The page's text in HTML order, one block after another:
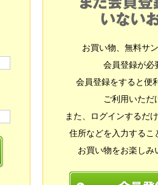
お買い物、無料サ
会員登録が必
会員登録をすると便
ご利用いただ
また、ログインするだ
住所などを入力するこ
お買い物をお楽しみ